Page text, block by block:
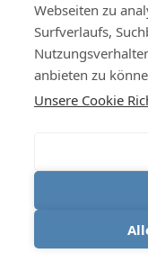
Webseiten zu
Surfverlaufs,
anbieten zu
Unsere Cookie